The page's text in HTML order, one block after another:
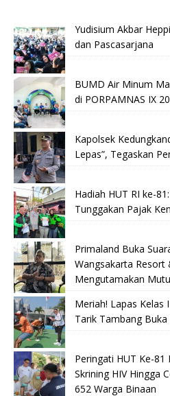
Yudisium Akbar
dan Pascasarjana
BUMD Air Minum
di PORPAMNAS IX
Kapolsek
Lepas”, Tegaskan
Hadiah HUT RI ke-
Tunggakan Pajak
Primaland Buka
Wangsakarta Resort
Mengutamakan
Meriah! Lapas Kelas
Tarik Tambang
Peringati HUT Ke-81
Skrining HIV Hingga
652 Warga Binaan